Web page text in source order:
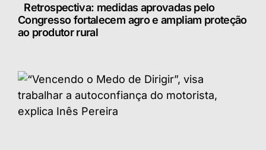
Retrospectiva: medidas aprovadas pelo
Congresso fortalecem agro e ampliam proteção
ao produtor rural